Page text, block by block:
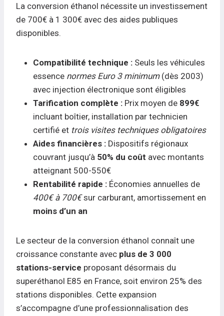
La conversion éthanol nécessite un investissement
de 700€ à 1 300€ avec des aides publiques
disponibles.
Compatibilité technique : Seuls les véhicules
essence normes Euro 3 minimum(dès 2003)
avec injection électronique sont éligibles
Tarification complète : Prix moyen de 899€
incluant boîtier, installation par technicien
certifié et trois visites techniques obligatoires
Aides financières : Dispositifs régionaux
couvrant jusqu’à 50% du coût avec montants
atteignant 500-550€
Rentabilité rapide : Économies annuelles de
400€ à 700€sur carburant, amortissement en
moins d’un an
Le secteur de la conversion éthanol connaît une
croissance constante avec plus de 3 000
stations-service proposant désormais du
superéthanol E85 en France, soit environ 25% des
stations disponibles. Cette expansion
s’accompagne d’une professionnalisation des